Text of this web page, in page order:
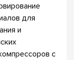
для
и
с